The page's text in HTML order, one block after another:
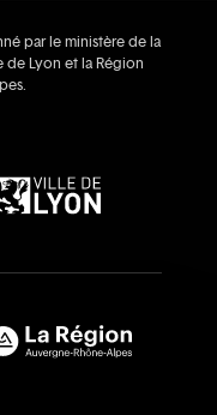
par le ministère de la
Lyon et la Région